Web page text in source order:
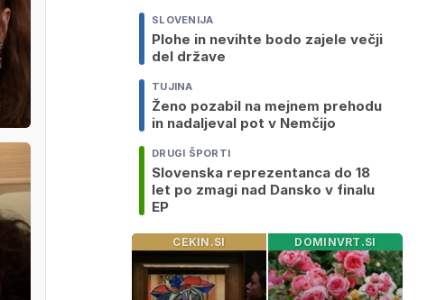
SLOVENIJA
Plohe in nevihte bodo zajele večji
del države
TUJINA
Ženo pozabil na mejnem prehodu
in nadaljeval pot v Nemčijo
DRUGI ŠPORTI
Slovenska reprezentanca do 18
let po zmagi nad Dansko v finalu
EP
CEKIN.SI DOMINVRT.SI